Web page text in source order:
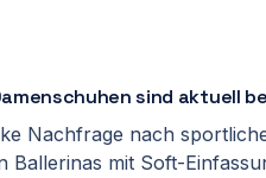
sind aktuell
Nachfrage nach
Ballerinas mit Soft-